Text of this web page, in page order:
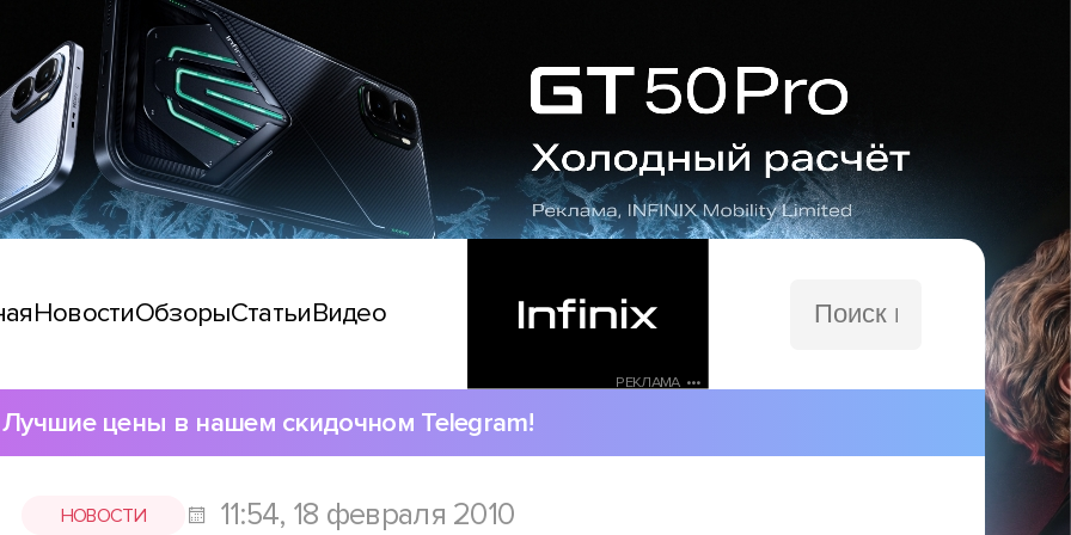
НовостиОбзорыСтатьиВидео
РЕКЛАМА •••
сайту
Лучшие цены в нашем скидочном Telegram!
НОВОСТИ 11:54, 18 февраля 2010